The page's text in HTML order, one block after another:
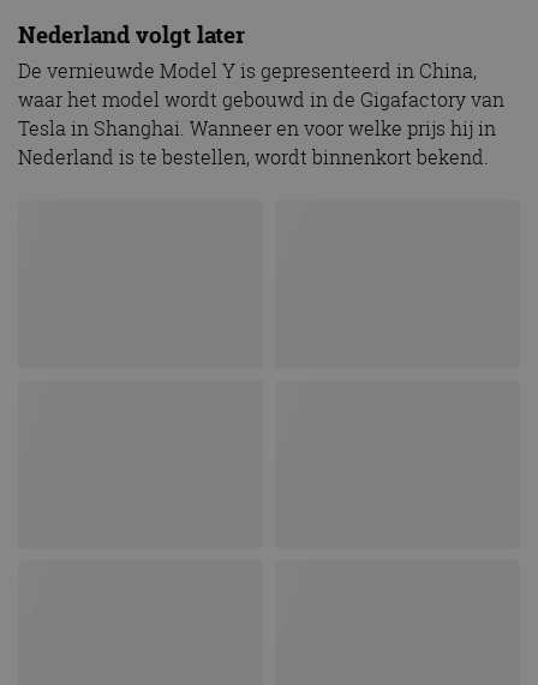
Nederland volgt later
De vernieuwde Model Y is gepresenteerd in China,
waar het model wordt gebouwd in de Gigafactory van
Tesla in Shanghai. Wanneer en voor welke prijs hij in
Nederland is te bestellen, wordt binnenkort bekend.